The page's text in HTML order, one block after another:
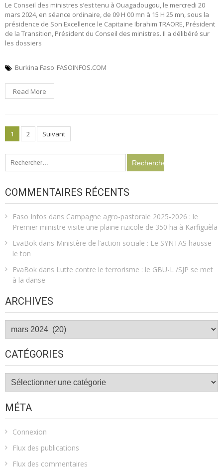
Le Conseil des ministres s’est tenu à Ouagadougou, le mercredi 20
mars 2024, en séance ordinaire, de 09 H 00 mn à 15 H 25 mn, sous la
présidence de Son Excellence le Capitaine Ibrahim TRAORE, Président
de la Transition, Président du Conseil des ministres. Il a délibéré sur
les dossiers
Burkina Faso FASOINFOS.COM
Read More
Pagination
des
publications
1 2 Suivant
COMMENTAIRES RÉCENTS
Faso Infos dans Campagne agro-pastorale 2025-2026 : le
Premier ministre visite une plaine rizicole de 350 ha à Karfiguèla
EvaBok dans Ministère de l’action sociale : Le SYNTAS hausse
le ton
EvaBok dans Lutte contre le terrorisme : le GBU-L /SJP se met
à la danse
ARCHIVES
CATÉGORIES
Catégories
MÉTA
Connexion
Flux des publications
Flux des commentaires